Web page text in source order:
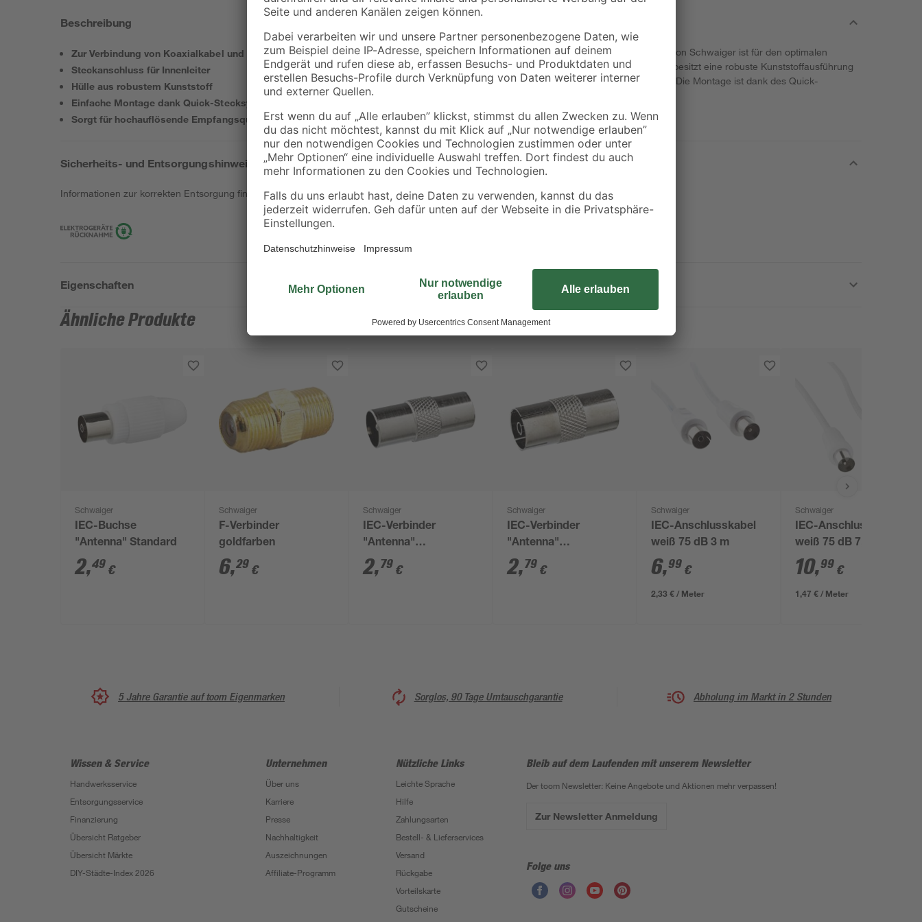
Beschreibung
Zur Verbindung von Koaxialkabel und Antennensteckdose
Steckanschluss für Innenleiter
Hülle aus robustem Kunststoff
Einfache Montage dank Quick-Stecksystem
Sorgt für hochauflösende Empfangsqualität
Der weiße IEC-Stecker "Antenna" Professional von Schwaiger ist für den optimalen
Antennenanschluss genau die richtige Wahl. Er besitzt eine robuste Kunststoffausführung
und verfügt daher über eine hohe Belastbarkeit. Die Montage ist dank des Quick-
Sicherheits- und Entsorgungshinweise
Informationen zur korrekten Entsorgung findest duhier.
Eigenschaften
Ähnliche Produkte
Schwaiger
IEC-Buchse
"Antenna" Standard
2,49 €
Schwaiger
F-Verbinder
goldfarben
6,29 €
Schwaiger
IEC-Verbinder
"Antenna"
Professional Stecker
2,79 €
Schwaiger
IEC-Verbinder
"Antenna"
Professional
2,79 €
Schwaiger
IEC-Anschlusskabel
weiß 75 dB 3 m
6,99 €
2,33 € / Meter
Schwaiger
IEC-Anschlusskabel
weiß 75 dB 7,5 m
10,99 €
1,47 € / Meter
5 Jahre Garantie auf toom Eigenmarken Sorglos, 90 Tage Umtauschgarantie Abholung im Markt in 2 Stunden
Wissen & Service
Handwerksservice
Entsorgungsservice
Finanzierung
Übersicht Ratgeber
Übersicht Märkte
DIY-Städte-Index 2026
Unternehmen
Über uns
Karriere
Presse
Nachhaltigkeit
Auszeichnungen
Affiliate-Programm
Nützliche Links
Leichte Sprache
Hilfe
Zahlungsarten
Bestell- & Lieferservices
Versand
Rückgabe
Vorteilskarte
Gutscheine
Bleib auf dem Laufenden mit unserem Newsletter
Der toom Newsletter: Keine Angebote und Aktionen mehr verpassen!
Zur Newsletter Anmeldung
Folge uns